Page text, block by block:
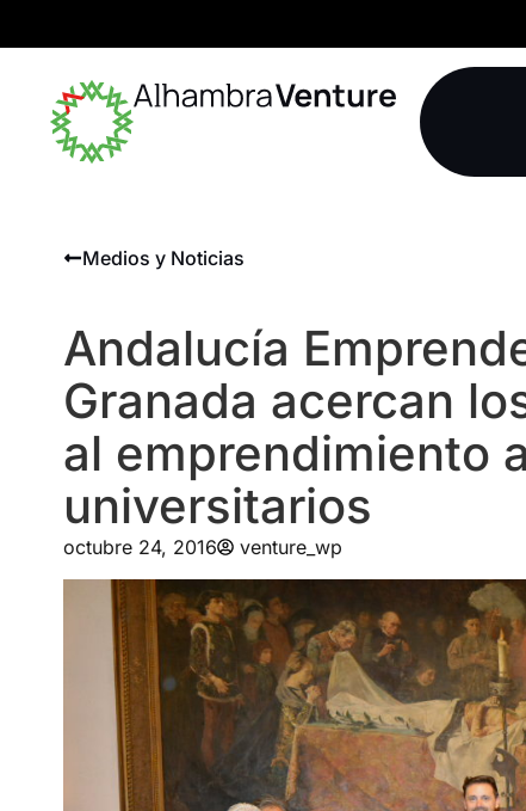
Medios y Noticias
Andalucía
Granada acercan
al emprendimiento
universitarios
octubre 24, 2016 venture_wp